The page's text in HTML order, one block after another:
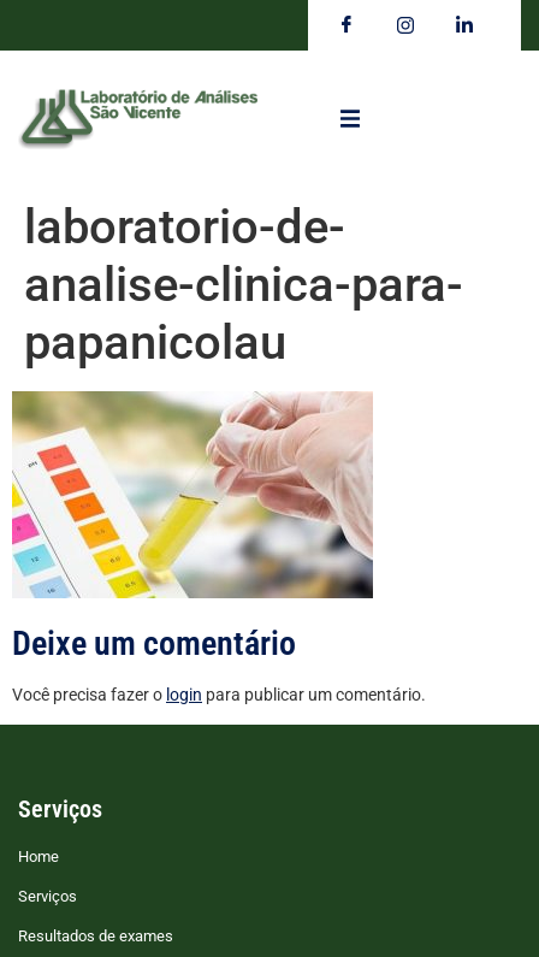
laboratorio-de-
analise-clinica-para-
papanicolau
Deixe um comentário
Você precisa fazer o login para publicar um comentário.
Serviços
Home
Serviços
Resultados de exames